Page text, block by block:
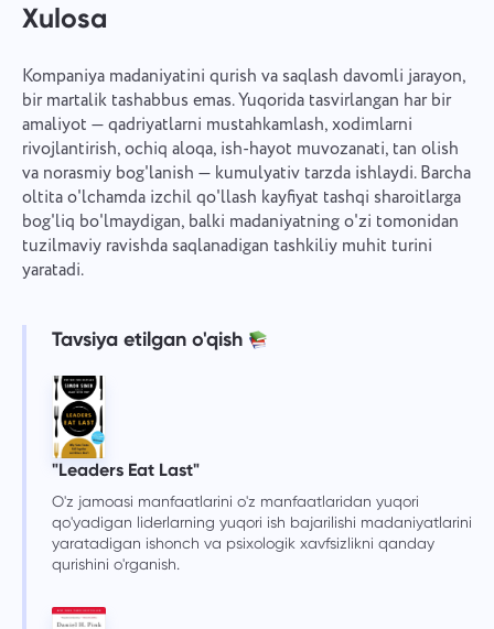
Xulosa
Kompaniya madaniyatini qurish va saqlash davomli jarayon,
bir martalik tashabbus emas. Yuqorida tasvirlangan har bir
amaliyot — qadriyatlarni mustahkamlash, xodimlarni
rivojlantirish, ochiq aloqa, ish-hayot muvozanati, tan olish
va norasmiy bog'lanish — kumulyativ tarzda ishlaydi. Barcha
oltita o'lchamda izchil qo'llash kayfiyat tashqi sharoitlarga
bog'liq bo'lmaydigan, balki madaniyatning o'zi tomonidan
tuzilmaviy ravishda saqlanadigan tashkiliy muhit turini
yaratadi.
Tavsiya etilgan o'qish
"Leaders Eat Last"
O'z jamoasi manfaatlarini o'z manfaatlaridan yuqori
qo'yadigan liderlarning yuqori ish bajarilishi madaniyatlarini
yaratadigan ishonch va psixologik xavfsizlikni qanday
qurishini o'rganish.